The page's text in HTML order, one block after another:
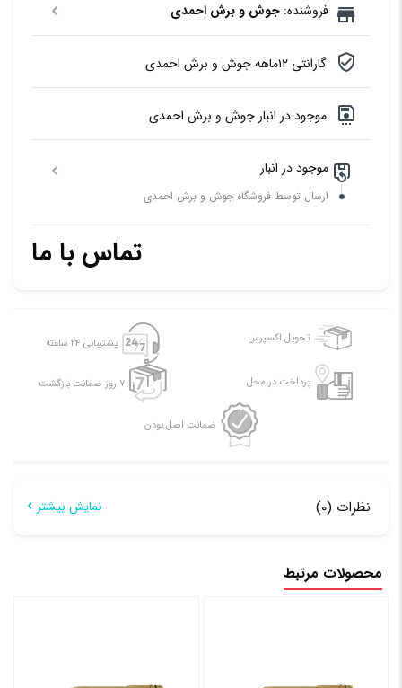
فروشنده: جوش و برش احمدی
گارانتی ۱۲ماهه جوش و برش احمدی
موجود در انبار جوش و برش احمدی
موجود در انبار
ارسال توسط فروشگاه جوش و برش احمدی
تماس با ما
تحویل اکسپرس پشتیبانی ۲۴ ساعته
پرداخت در محل ۷ روز ضمانت بازگشت
ضمانت اصل بودن
نظرات (۰) نمایش بیشتر
اولین نفری باشید که دیدگاهی را ارسال می کنید برای “نازل
محصولات مرتبط